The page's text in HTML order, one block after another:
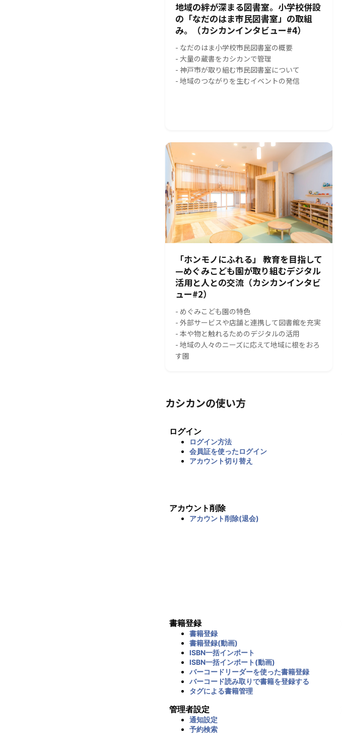
地域の絆が深まる図書室。小学校併設
の「なだのはま市民図書室」の取組
み。（カシカンインタビュー#4）
- なだのはま小学校市民図書室の概要
- 大量の蔵書をカシカンで管理
- 神戸市が取り組む市民図書室について
- 地域のつながりを生むイベントの発信
「ホンモノにふれる」 教育を目指して
—めぐみこども園が取り組むデジタル
活用と人との交流（カシカンインタビ
ュー#2）
- めぐみこども園の特色
- 外部サービスや店舗と連携して図書館を充実
- 本や物と触れるためのデジタルの活用
- 地域の人々のニーズに応えて地域に根をおろ
す園
カシカンの使い方
ログイン
ログイン方法
会員証を使ったログイン
アカウント切り替え
アカウント削除
アカウント削除(退会)
書籍登録
書籍登録
書籍登録(動画)
ISBN一括インポート
ISBN一括インポート(動画)
バーコードリーダーを使った書籍登録
バーコード読み取りで書籍を登録する
タグによる書籍管理
管理者設定
通知設定
予約検索